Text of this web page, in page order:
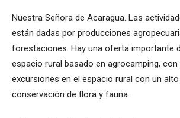
Nuestra Señora de Acaragua. Las
están dadas por producciones
forestaciones. Hay una oferta importante
espacio rural basado en agrocamping,
excursiones en el espacio rural con un
conservación de flora y fauna.